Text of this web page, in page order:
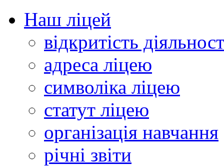
Наш ліцей
відкритість
адреса ліцею
символіка ліцею
статут ліцею
організація навчання
річні звіти